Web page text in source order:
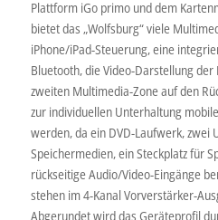
Plattform iGo primo und dem
bietet das „Wolfsburg“ viele
iPhone/iPad-Steuerung, eine
Bluetooth, die Video-Darstellung
zweiten Multimedia-Zone auf den
zur individuellen Unterhaltung
werden, da ein DVD-Laufwerk, zwei
Speichermedien, ein Steckplatz für
rückseitige Audio/Video-Eingänge
stehen im 4-Kanal Vorverstärker-
Abgerundet wird das Geräteprofil